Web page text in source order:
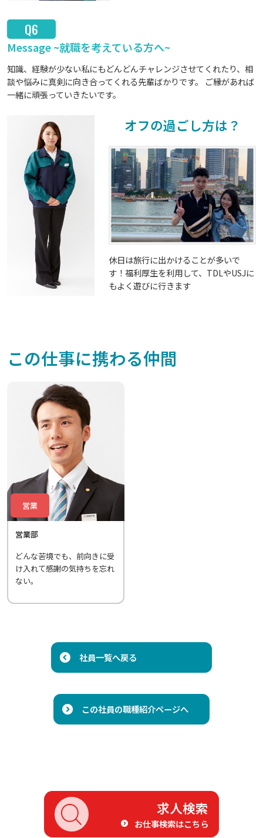
Q6
Message ~就職を考えている方へ~
知識、経験が少ない私にもどんどんチャレンジさせてくれたり、相
談や悩みに真剣に向き合ってくれる先輩ばかりです。 ご縁があれば
一緒に頑張っていきたいです。
オフの過ごし方は？
休日は旅行に出かけることが多いで
す！福利厚生を利用して、TDLやUSJに
もよく遊びに行きます
この仕事に携わる仲間
営業
営業部
どんな苦境でも、前向きに受
け入れて感謝の気持ちを忘れ
ない。
社員一覧へ戻る
この社員の職種紹介ページへ
求人検索
お仕事検索はこちら